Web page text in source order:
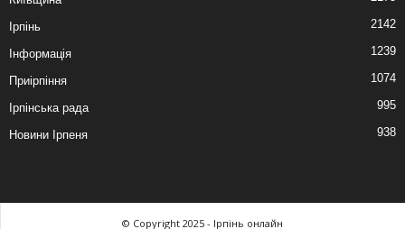
Ірпінь 2142
Інформація 1239
Приірпіння 1074
Ірпінська рада 995
Новини Ірпеня 938
© Copyright 2025 - Ірпінь онлайн